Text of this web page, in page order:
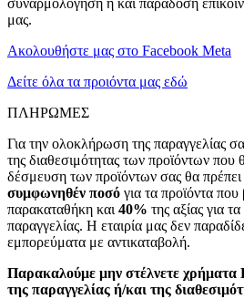
συναρμολόγηση ή και παράδοση
μας.
Ακολουθήστε μας στο Facebook Meta
Δείτε όλα τα προιόντα μας εδώ
ΠΛΗΡΩΜΕΣ
Για την ολοκλήρωση της παραγγελίας
της διαθεσιμότητας των προϊόντων που
δέσμευση των προϊόντων σας θα πρέπει
συμφωνηθέν ποσό για τα προϊόντα
παρακαταθήκη και40% της αξίας για
παραγγελίας. Η εταιρία μας δεν
εμπορεύματα με αντικαταβολή.
Παρακαλούμε μην στέλνετε χρήματα
της παραγγελίας ή/και της